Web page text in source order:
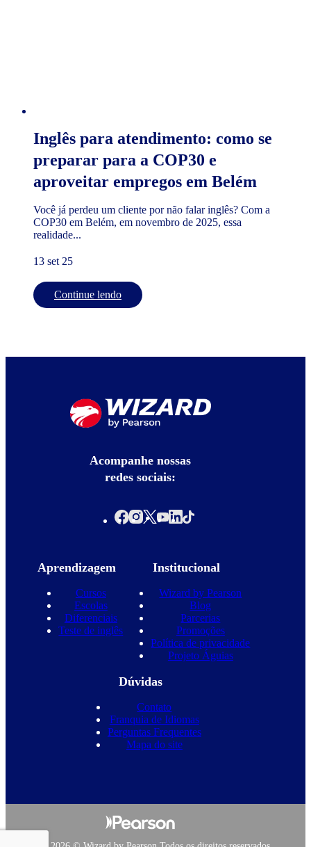
Inglês para atendimento: como se
preparar para a COP30 e
aproveitar empregos em Belém
Você já perdeu um cliente por não falar inglês? Com a
COP30 em Belém, em novembro de 2025, essa
realidade...
13 set 25
Continue lendo
Acompanhe nossas
redes sociais:
Aprendizagem
Cursos
Escolas
Diferenciais
Teste de inglês
Institucional
Wizard by Pearson
Blog
Parcerias
Promoções
Política de privacidade
Projeto Águias
Dúvidas
Contato
Franquia de Idiomas
Perguntas Frequentes
Mapa do site